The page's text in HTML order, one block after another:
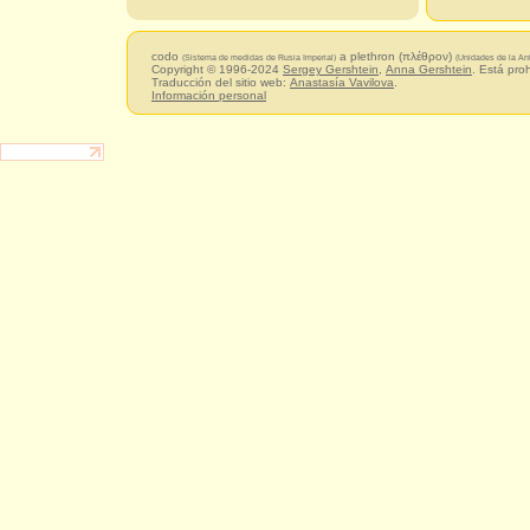
codo (Sistema de medidas de Rusia Imperial) a plethron (πλέθρον) (Unidades de la
Copyright © 1996-2024 Sergey Gershtein Anna Gershtein . Está
Traducción del sitio web: Anastasía Vavilova
Información personal